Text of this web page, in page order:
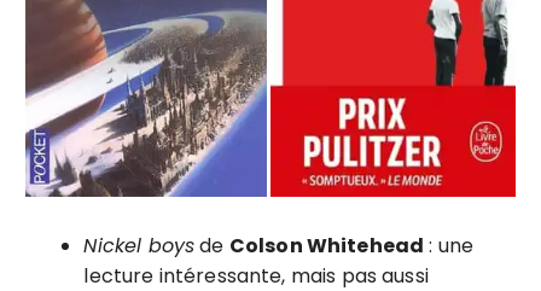
Nickel boysde Colson Whitehead : une
lecture intéressante, mais pas aussi